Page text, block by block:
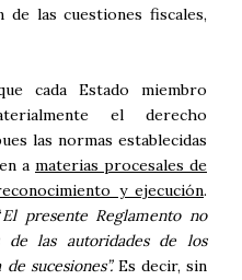
las cuestiones fiscales,
cada Estado miembro
el derecho
las normas establecidas
a materias procesales de
y ejecución.
El presente Reglamento no
de las autoridades de los
sucesiones”. Es decir, sin